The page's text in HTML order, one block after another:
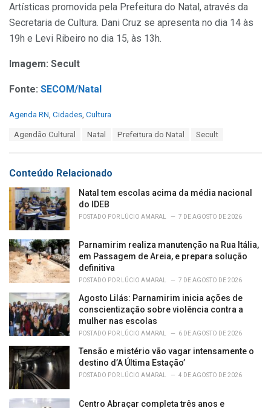
Artísticas promovida pela Prefeitura do Natal, através da
Secretaria de Cultura. Dani Cruz se apresenta no dia 14 às
19h e Levi Ribeiro no dia 15, às 13h.
Imagem: Secult
Fonte: SECOM/Natal
C
o
r
i
e
s
:
Agenda RN Cidades Cultura
:
Agendão Cultural Natal Prefeitura do Natal Secult
Conteúdo Relacionado
Natal tem escolas acima da média nacional
do IDEB
POSTADO POR LÚCIO AMARAL 7 DE AGOSTO DE 2026
Parnamirim realiza manutenção na Rua Itália,
em Passagem de Areia, e prepara solução
definitiva
POSTADO POR LÚCIO AMARAL 7 DE AGOSTO DE 2026
Agosto Lilás: Parnamirim inicia ações de
conscientização sobre violência contra a
mulher nas escolas
POSTADO POR LÚCIO AMARAL 6 DE AGOSTO DE 2026
Tensão e mistério vão vagar intensamente o
destino d’A Última Estação’
POSTADO POR LÚCIO AMARAL 4 DE AGOSTO DE 2026
Centro Abraçar completa três anos e